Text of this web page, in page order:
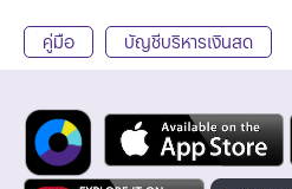
คู่มือ บัญชีบริหารเงินสด